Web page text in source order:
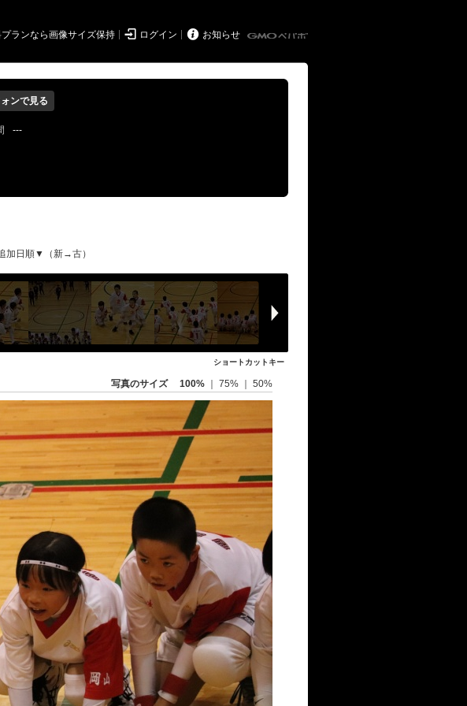
ランなら画像サイズ保持  ログイン  お知らせ
ンで見る
---
加日順▼（新→古）
ショートカットキー
写真のサイズ 100% 75% 50%